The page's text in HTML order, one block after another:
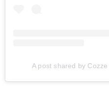
A post shared by